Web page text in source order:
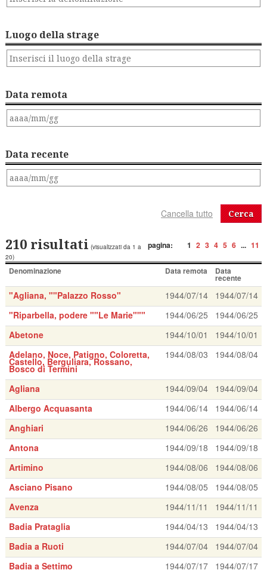
Luogo della strage
Data remota
Data recente
Cerca
pagina: 1 2 3 4 5 6 ... 11
210 risultati (visualizzati da 1 a
20)
Denominazione Data remota Data
recente
"Agliana, ""Palazzo Rosso" 1944/07/14
1944/07/14
"Riparbella, podere ""Le Marie"""
1944/06/25
1944/06/25
Abetone
1944/10/01
1944/10/01
Adelano, Noce, Patigno, Coloretta,
Castello, Berguliara, Rossano,
Bosco di Termini
1944/08/03 1944/08/04
Agliana 1944/09/04
1944/09/04
Albergo Acquasanta
1944/06/14
1944/06/14
Anghiari
1944/06/26
1944/06/26
Antona
1944/09/18
1944/09/18
Artimino
1944/08/06
1944/08/06
Asciano Pisano
1944/08/05
1944/08/05
Avenza
1944/11/11
1944/11/11
Badia Prataglia
1944/04/13
1944/04/13
Badia a Ruoti
1944/07/04
1944/07/04
Badia a Settimo
1944/07/17
1944/07/17